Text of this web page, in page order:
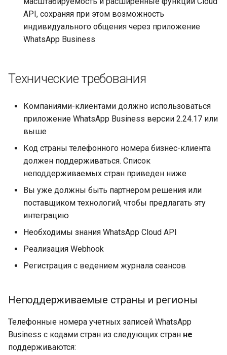
API, сохраняя при этом возможность
индивидуального общения через приложение
WhatsApp Business
Технические требования
Компаниями-клиентами должно использоваться
приложение WhatsApp Business версии 2.24.17 или
выше
Код страны телефонного номера бизнес-клиента
должен поддерживаться. Список
неподдерживаемых стран приведен ниже
Вы уже должны быть партнером решения или
поставщиком технологий, чтобы предлагать эту
интеграцию
Необходимы знания WhatsApp Cloud API
Реализация Webhook
Регистрация с ведением журнала сеансов
Неподдерживаемые страны и регионы
Телефонные номера учетных записей WhatsApp
Business с кодами стран из следующих стран не
поддерживаются: